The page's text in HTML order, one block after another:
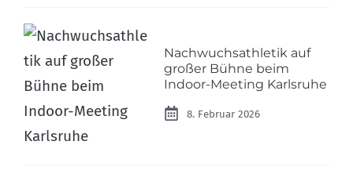
Nachwuchsathletik auf
großer Bühne beim
Indoor-Meeting Karlsruhe
8. Februar 2026